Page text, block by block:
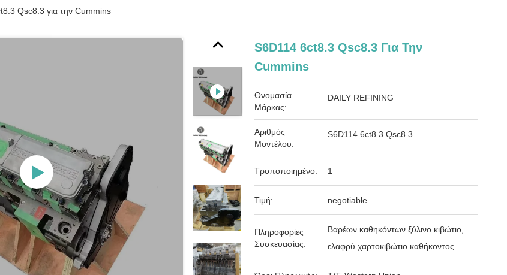
Qsc8.3 για την Cummins
S6D114 6ct8.3 Qsc8.3 Για Την
Cummins
Ονομασία
Μάρκας:
DAILY REFINING
Αριθμός
Μοντέλου:
S6D114 6ct8.3 Qsc8.3
Τροποποιημένο: 1
Τιμή: negotiable
Πληροφορίες
Συσκευασίας:
Βαρέων καθηκόντων ξύλινο κιβώτιο,
ελαφρύ χαρτοκιβώτιο καθήκοντος